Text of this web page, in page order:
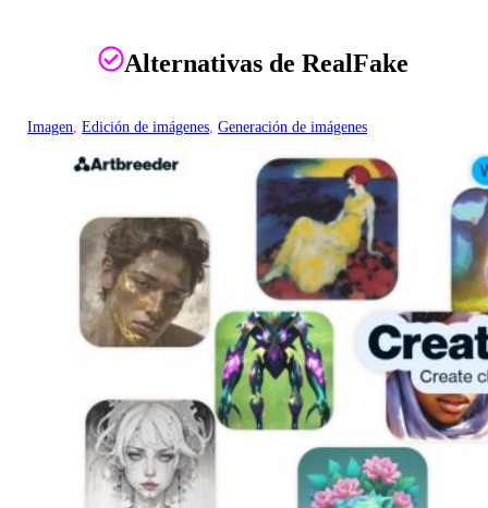
Alternativas de RealFake
Imagen, Edición de imágenes, Generación de imágenes